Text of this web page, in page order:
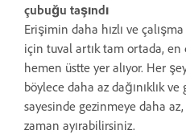
çubuğu taşındı
Erişimin daha hızlı ve
için tuval artık tam ortada, en
hemen üstte yer alıyor. Her
böylece daha az dağınıklık
sayesinde gezinmeye daha
zaman ayırabilirsiniz.